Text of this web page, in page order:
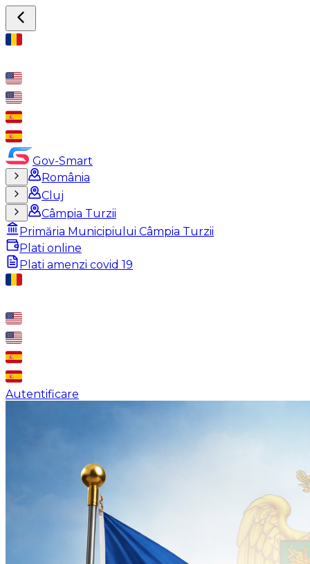
Gov-Smart
România
Cluj
Câmpia Turzii
Primăria Municipiului Câmpia Turzii
Plati online
Plati amenzi covid 19
Autentificare